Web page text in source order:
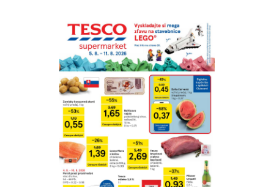
Pozrieť online
Stiahnuť